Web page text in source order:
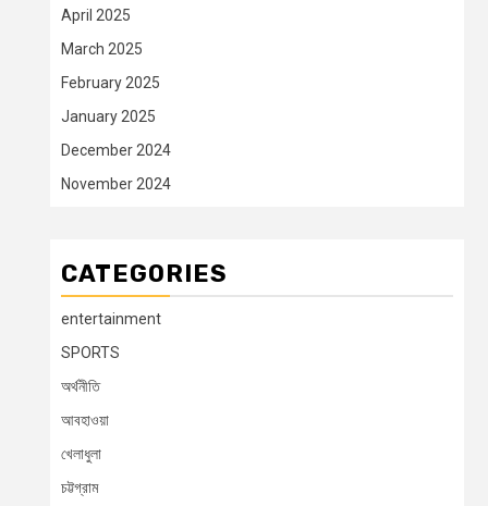
April 2025
March 2025
February 2025
January 2025
December 2024
November 2024
CATEGORIES
entertainment
SPORTS
অর্থনীতি
আবহাওয়া
খেলাধুলা
চট্টগ্রাম